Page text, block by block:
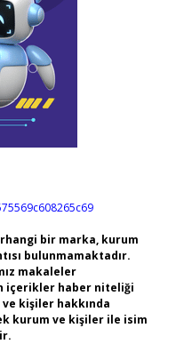
bir marka, kurum
bulunmamaktadır.
makaleler
içerikler haber niteliği
kişiler hakkında
kurum ve kişiler ile isim